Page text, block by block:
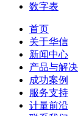
数字表
首页
关于华信
新闻中心
产品与解
成功案例
服务支持
计量前沿